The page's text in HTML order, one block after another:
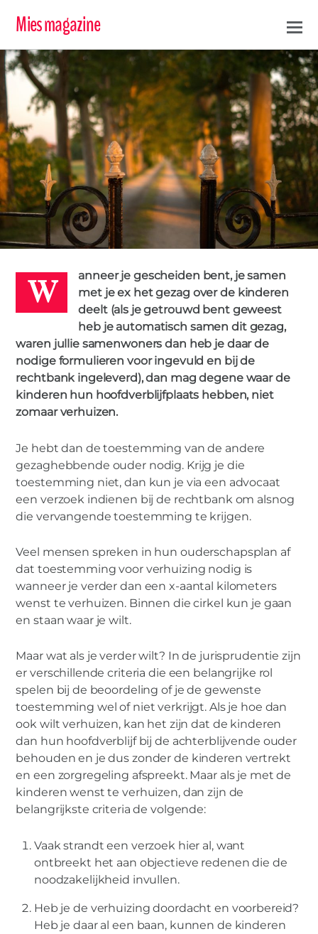
Mies magazine
KRISTEL
1 MAART 2016
MIES PARTNERS
Verhuizen?
W
anneer je gescheiden bent, je samen
met je ex het gezag over de kinderen
deelt (als je getrouwd bent geweest
heb je automatisch samen dit gezag,
waren jullie samenwoners dan heb je daar de
nodige formulieren voor ingevuld en bij de
rechtbank ingeleverd), dan mag degene waar de
kinderen hun hoofdverblijfplaats hebben, niet
zomaar verhuizen.
Je hebt dan de toestemming van de andere
gezaghebbende ouder nodig. Krijg je die
toestemming niet, dan kun je via een advocaat
een verzoek indienen bij de rechtbank om alsnog
die vervangende toestemming te krijgen.
Veel mensen spreken in hun ouderschapsplan af
dat toestemming voor verhuizing nodig is
wanneer je verder dan een x-aantal kilometers
wenst te verhuizen. Binnen die cirkel kun je gaan
en staan waar je wilt.
Maar wat als je verder wilt? In de jurisprudentie zijn
er verschillende criteria die een belangrijke rol
spelen bij de beoordeling of je de gewenste
toestemming wel of niet verkrijgt. Als je hoe dan
ook wilt verhuizen, kan het zijn dat de kinderen
dan hun hoofdverblijf bij de achterblijvende ouder
behouden en je dus zonder de kinderen vertrekt
en een zorgregeling afspreekt. Maar als je met de
kinderen wenst te verhuizen, dan zijn de
belangrijkste criteria de volgende:
Vaak strandt een verzoek hier al, want
ontbreekt het aan objectieve redenen die de
noodzakelijkheid invullen.
Heb je de verhuizing doordacht en voorbereid?
Heb je daar al een baan, kunnen de kinderen